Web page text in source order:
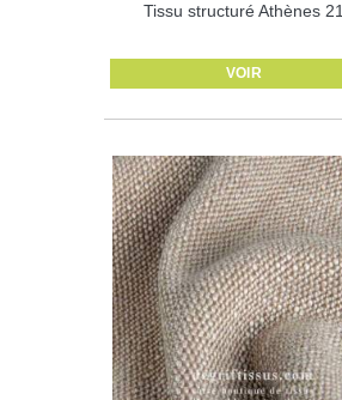
Tissu structuré Athènes 21
VOIR